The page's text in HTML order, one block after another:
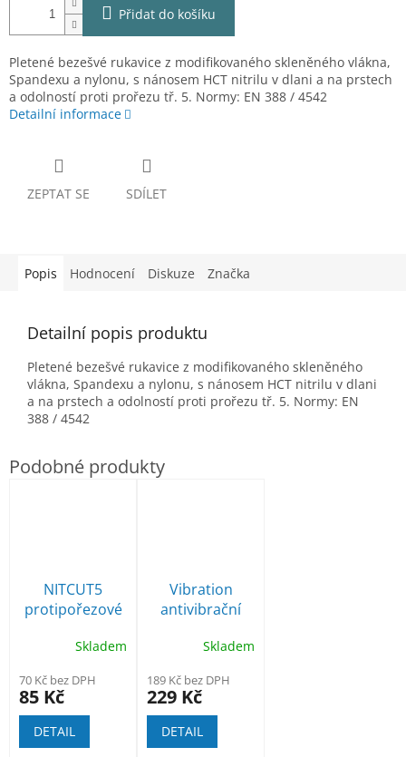
Přidat do košíku
Pletené bezešvé rukavice z modifikovaného skleněného vlákna,
Spandexu a nylonu, s nánosem HCT nitrilu v dlani a na prstech
a odolností proti prořezu tř. 5. Normy: EN 388 / 4542
Detailní informace
ZEPTAT SE SDÍLET
Popis Hodnocení Diskuze Značka
Detailní popis produktu
Pletené bezešvé rukavice z modifikovaného skleněného
vlákna, Spandexu a nylonu, s nánosem HCT nitrilu v dlani
a na prstech a odolností proti prořezu tř. 5. Normy: EN
388 / 4542
NITCUT5
protipořezové
rukavice
Skladem
70 Kč bez DPH
85 Kč
DETAIL
Vibration
antivibrační
Skladem
189 Kč bez DPH
229 Kč
DETAIL